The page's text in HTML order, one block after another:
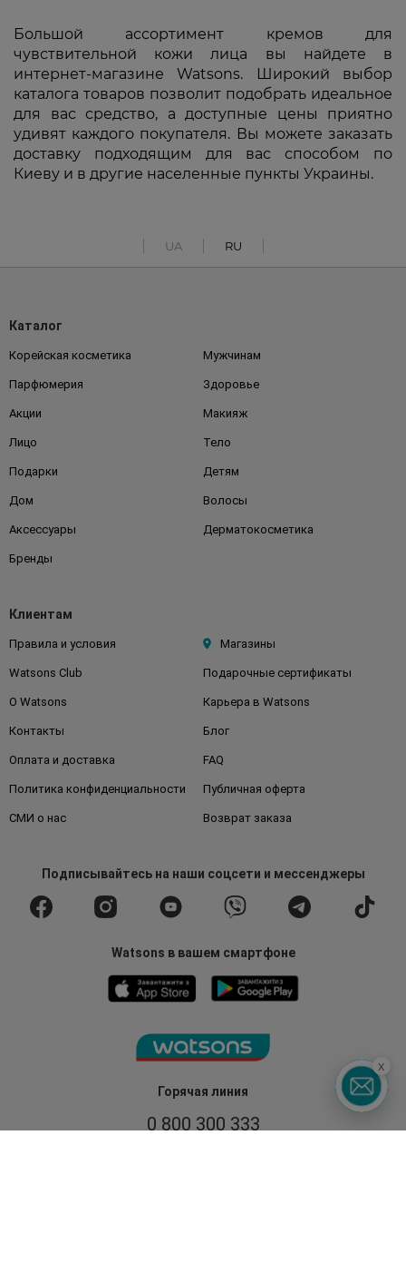
Большой ассортимент кремов для
чувствительной кожи лица вы найдете в
интернет-магазине Watsons. Широкий выбор
каталога товаров позволит подобрать идеальное
для вас средство, а доступные цены приятно
удивят каждого покупателя. Вы можете заказать
доставку подходящим для вас способом по
Киеву и в другие населенные пункты Украины.
UA RU
Горячая линия
0 800 300 333
Каталог
Корейская косметика Мужчинам
Парфюмерия Здоровье
Акции Макияж
Лицо Тело
Подарки Детям
Дом Волосы
Аксессуары Дерматокосметика
Бренды
Клиентам
Правила и условия Магазины
Watsons Club Подарочные сертификаты
О Watsons Карьера в Watsons
Контакты Блог
Оплата и доставка FAQ
Политика конфиденциальности Публичная оферта
СМИ о нас Возврат заказа
Подписывайтесьна наши соцсети и мессенджеры
Watsons в вашем смартфоне
x